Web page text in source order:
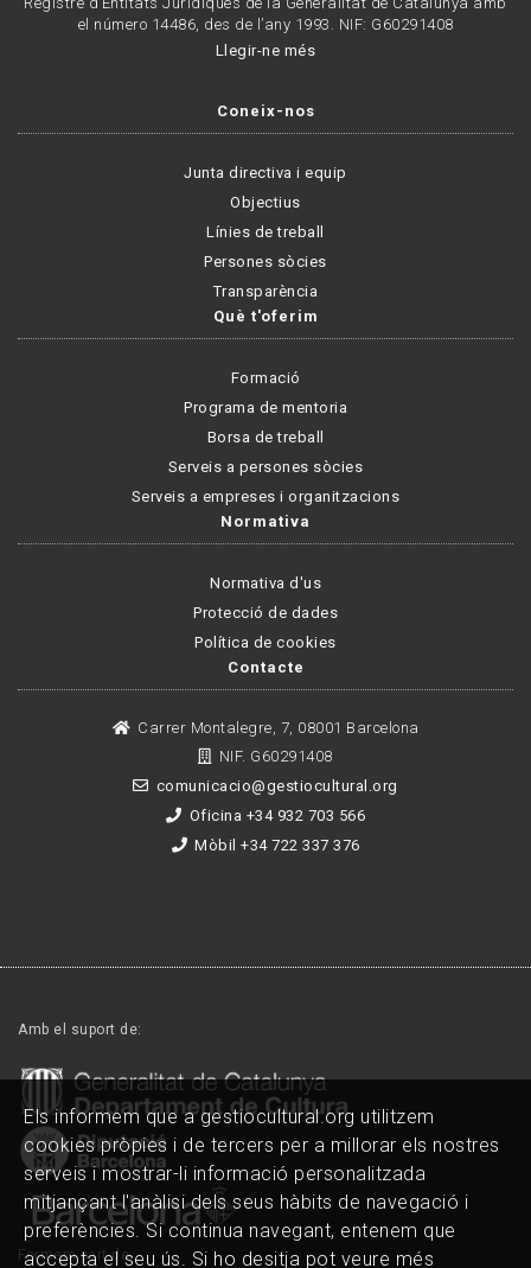
el número 14486, des de l’any 1993. NIF: G60291408
Llegir-ne més
Coneix-nos
Junta directiva i equip
Objectius
Línies de treball
Persones sòcies
Transparència
Què t'oferim
Formació
Programa de mentoria
Borsa de treball
Serveis a persones sòcies
Serveis a empreses i organitzacions
Normativa
Normativa d'us
Protecció de dades
Política de cookies
Contacte
Carrer Montalegre, 7, 08001 Barcelona
NIF. G60291408
comunicacio@gestiocultural.org
Oficina +34 932 703 566
Mòbil +34 722 337 376
Amb el suport de:
Formem part de:
Els informem que a gestiocultural.org utilitzem
cookies pròpies i de tercers per a millorar els nostres
serveis i mostrar-li informació personalitzada
mitjançant l'anàlisi dels seus hàbits de navegació i
preferències. Si continua navegant, entenem que
accepta el seu ús. Si ho desitja pot veure més